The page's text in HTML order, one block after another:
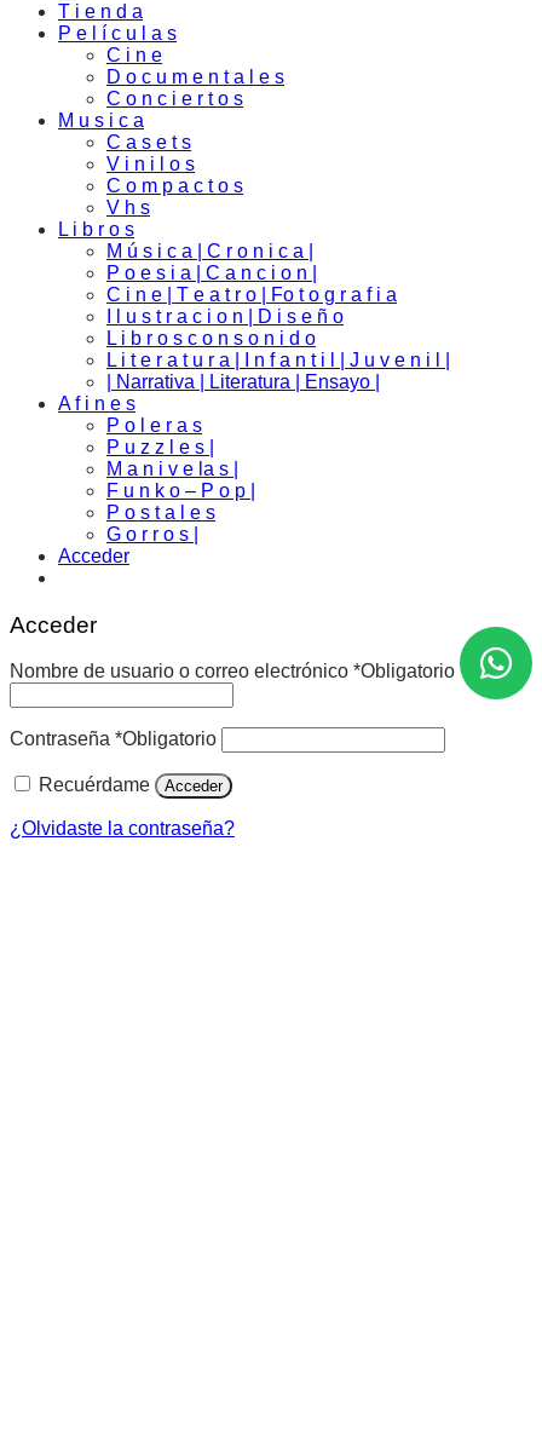
T i e n d a
P e l í c u l a s
C i n e
D o c u m e n t a l e s
C o n c i e r t o s
M u s i c a
C a s e t s
V i n i l o s
C o m p a c t o s
V h s
L i b r o s
M ú s i c a | C r o n i c a |
P o e s i a | C a n c i o n |
C i n e | T e a t r o | Fo t o g r a f i a
I l u s t r a c i o n | D i s e ñ o
L i b r o s c o n s o n i d o
L i t e r a t u r a | I n f a n t i l | J u v e n i l |
| Narrativa | Literatura | Ensayo |
A f i n e s
P o l e r a s
P u z z l e s |
M a n i v e la s |
F u n k o – P o p |
P o s t a l e s
G o r r o s |
Acceder
Acceder
Nombre de usuario o correo electrónico *Obligatorio
Contraseña *Obligatorio
Recuérdame Acceder
¿Olvidaste la contraseña?